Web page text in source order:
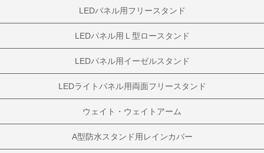
LEDパネル用フリースタンド
LEDパネル用Ｌ型ロースタンド
LEDパネル用イーゼルスタンド
LEDライトパネル用両面フリースタンド
ウェイト・ウェイトアーム
A型防水スタンド用レインカバー